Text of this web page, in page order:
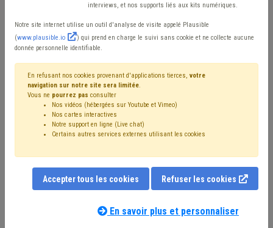
Mis en ligne le 25 Octobre 2022 - Alexandre MAITRE, Marie-Laure
VAN RILLAER
interviews, et nos supports liés aux kits numériques.
Notre site internet utilise un outil d'analyse de visite appelé Plausible
(www.plausible.io
) qui prend en charge le suivi sans cookie et ne collecte aucune
donnée personnelle identifiable.
En refusant nos cookies provenant d'applications tierces, votre
navigation sur notre site sera limitée.
Vous ne pourrez pas consulter
Nos vidéos (hébergées sur Youtube et Vimeo)
Nos cartes interactives
Notre support en ligne (Live chat)
Certains autres services externes utilisant les cookies
Accepter tous les cookies Refuser les cookies
En savoir plus et personnaliser